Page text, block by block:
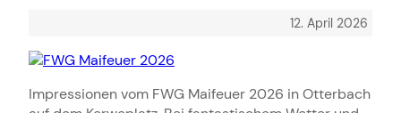
12. April 2026
Impressionen vom FWG Maifeuer 2026 in Otterbach